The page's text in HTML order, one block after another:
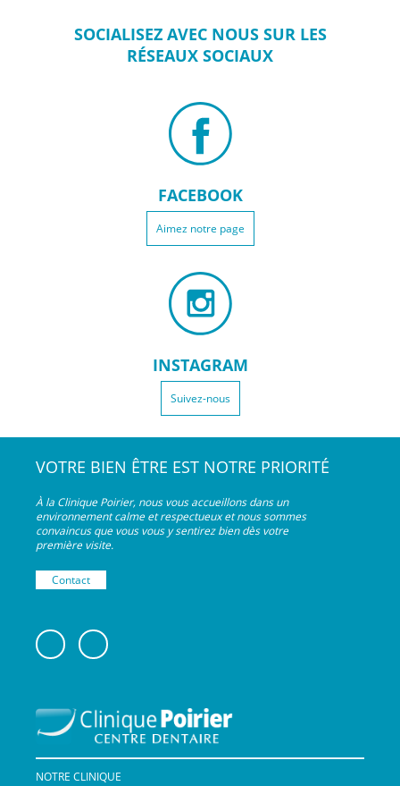
SOCIALISEZ AVEC NOUS SUR LES
RÉSEAUX SOCIAUX
FACEBOOK
Aimez notre page
INSTAGRAM
Suivez-nous
VOTRE BIEN ÊTRE EST NOTRE PRIORITÉ
À la Clinique Poirier, nous vous accueillons dans un
environnement calme et respectueux et nous sommes
convaincus que vous vous y sentirez bien dès votre
première visite.
Contact
NOTRE CLINIQUE